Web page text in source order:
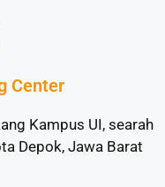
Center
Kampus UI, searah
Depok, Jawa Barat